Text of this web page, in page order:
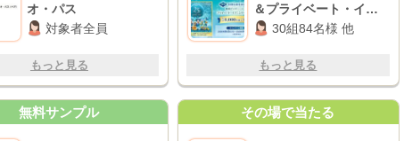
オ・パス
対象者全員
もっと見る
＆プライベート・イブ
ニング・パーティー招
30組84名様 他
もっと見る
無料サンプル その場で当たる